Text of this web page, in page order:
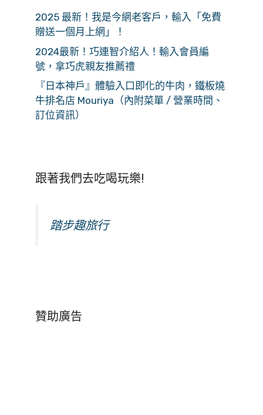
2025 最新！我是今網老客戶，輸入「免費
贈送一個月上網」！
2024最新！巧連智介紹人！輸入會員編
號，拿巧虎親友推薦禮
『日本神戶』體驗入口即化的牛肉，鐵板燒
牛排名店 Mouriya（內附菜單 / 營業時間、
訂位資訊）
跟著我們去吃喝玩樂!
踏步趣旅行
贊助廣告